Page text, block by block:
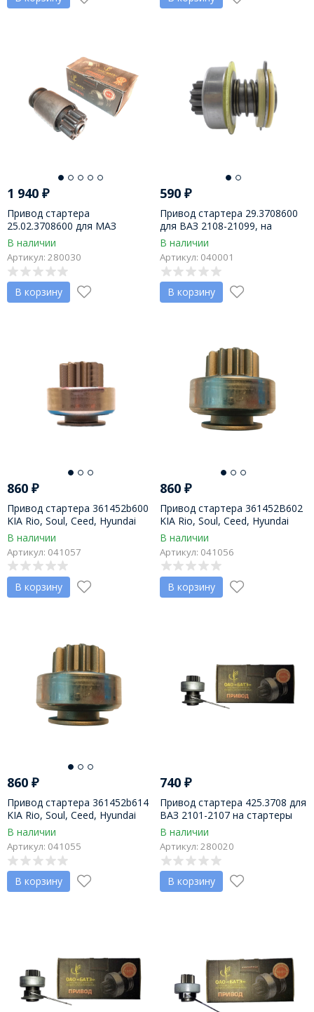
1 940 ₽
Привод стартера
25.02.3708600 для МАЗ
(двигатели 236, 238) на
стартеры 142Т-3202.38708
БАТЭ
В наличии
Артикул: 280030
В корзину
590₽
Привод стартера 29.3708600
для ВАЗ 2108-21099, на
стартер 29.3708 "ЗиТ", пр-во
"Крона" г. Самара
В наличии
Артикул: 040001
В корзину
860 ₽
Привод стартера 361452b600
KIA Rio, Soul, Ceed, Hyundai
Accent, Elantra, i20, i30,
Veloster
В наличии
Артикул: 041057
В корзину
860₽
Привод стартера 361452B602
KIA Rio, Soul, Ceed, Hyundai
Accent, Elantra, i20, i30,
Veloster
В наличии
Артикул: 041056
В корзину
860 ₽
Привод стартера 361452b614
KIA Rio, Soul, Ceed, Hyundai
Accent, Elantra, i20, i30,
Veloster
В наличии
Артикул: 041055
В корзину
740₽
Привод стартера 425.3708 для
ВАЗ 2101-2107 на стартеры
БАТЭ
В наличии
Артикул: 280020
В корзину